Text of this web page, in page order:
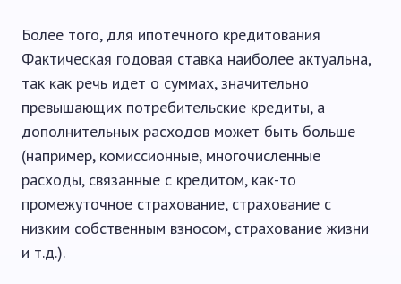
Более того, для ипотечного кредитования
Фактическая годовая ставка наиболее актуальна,
так как речь идет о суммах, значительно
превышающих потребительские кредиты, а
дополнительных расходов может быть больше
(например, комиссионные, многочисленные
расходы, связанные с кредитом, как-то
промежуточное страхование, страхование с
низким собственным взносом, страхование жизни
и т.д.).